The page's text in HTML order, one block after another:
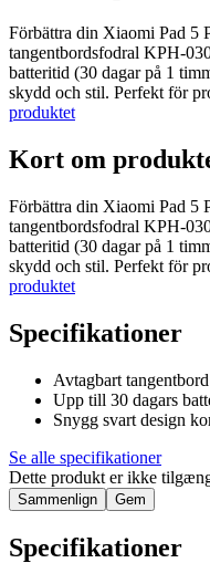
Förbättra din Xiaomi Pad 5
tangentbordsfodral KPH-
batteritid (30 dagar på 1
skydd och stil. Perfekt för
produktet
Kort om
Förbättra din Xiaomi Pad 5
tangentbordsfodral KPH-
batteritid (30 dagar på 1
skydd och stil. Perfekt för
produktet
Specifikationer
Avtagbart
Upp till 30 dagars
Snygg svart design
Se alle specifikationer
Dette produkt er ikke
Sammenlign Gem
Specifikationer